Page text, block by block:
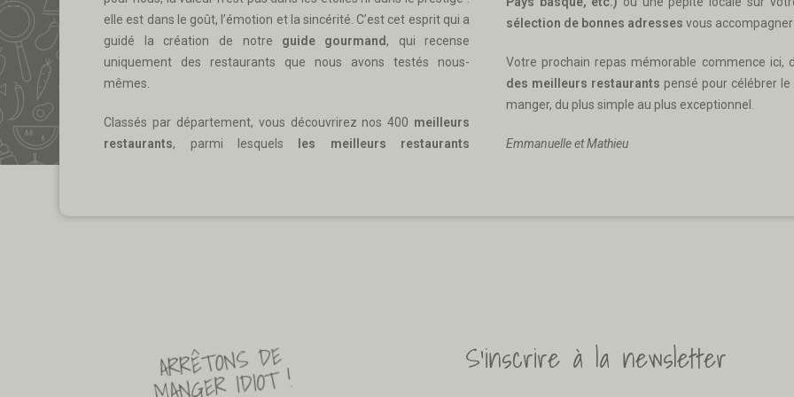
elle est dans le goût, l’émotion et la sincérité. C’est cet esprit qui a
guidé la création de notre guide gourmand , qui recense
uniquement des restaurants que nous avons testés nous-
mêmes.
Classés par département, vous découvrirez nos 400 meilleurs
restaurants, parmi lesquels les meilleurs restaurants
sélection de bonnes adresses vous
Votre prochain repas mémorable commence ici,
des meilleurs restaurants pensé pour célébrer le
manger, du plus simple au plus exceptionnel.
Emmanuelle et Mathieu
ARRÊTONS DE
MANGER IDIOT !
S'inscrire à la newsletter